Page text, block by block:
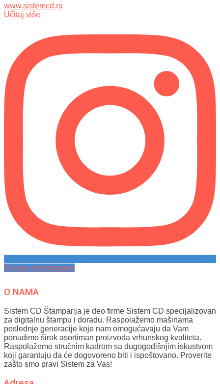
Učitaj više
Follow on Instagram
O NAMA
Sistem CD Štamparija je deo firme Sistem CD specijalizovan
za digitalnu štampu i doradu. Raspolažemo mašinama
poslednje generacije koje nam omogućavaju da Vam
ponudimo širok asortiman proizvoda vrhunskog kvaliteta.
Raspolažemo stručnim kadrom sa dugogodišnjim iskustvom
koji garantuju da će dogovoreno biti i ispoštovano. Proverite
zašto smo pravi Sistem za Vas!